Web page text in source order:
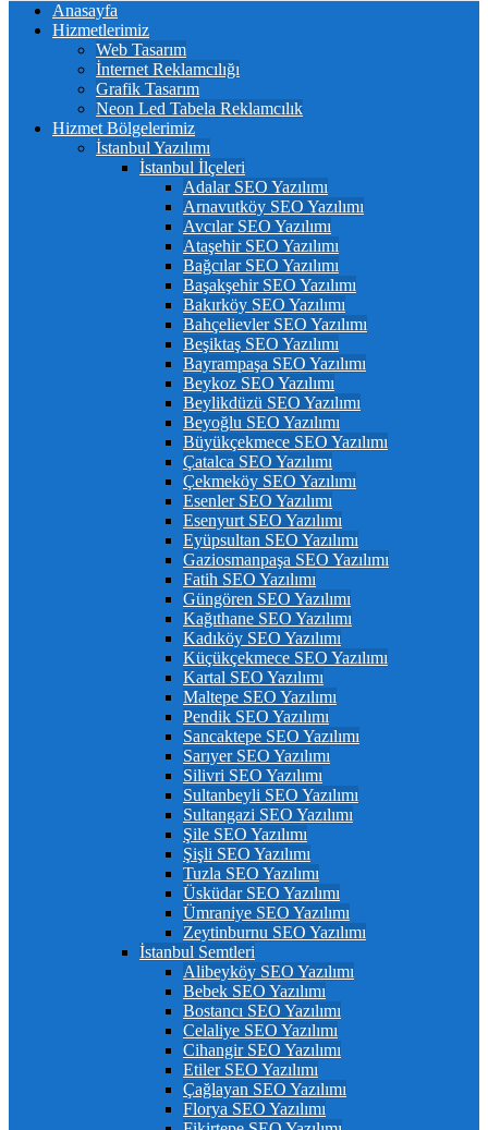
Anasayfa
Hizmetlerimiz
Web Tasarım
İnternet Reklamcılığı
Grafik Tasarım
Neon Led Tabela Reklamcılık
Hizmet Bölgelerimiz
İstanbul Yazılımı
İstanbul İlçeleri
Adalar SEO Yazılımı
Arnavutköy SEO Yazılımı
Avcılar SEO Yazılımı
Ataşehir SEO Yazılımı
Bağcılar SEO Yazılımı
Başakşehir SEO Yazılımı
Bakırköy SEO Yazılımı
Bahçelievler SEO Yazılımı
Beşiktaş SEO Yazılımı
Bayrampaşa SEO Yazılımı
Beykoz SEO Yazılımı
Beylikdüzü SEO Yazılımı
Beyoğlu SEO Yazılımı
Büyükçekmece SEO Yazılımı
Çatalca SEO Yazılımı
Çekmeköy SEO Yazılımı
Esenler SEO Yazılımı
Esenyurt SEO Yazılımı
Eyüpsultan SEO Yazılımı
Gaziosmanpaşa SEO Yazılımı
Fatih SEO Yazılımı
Güngören SEO Yazılımı
Kağıthane SEO Yazılımı
Kadıköy SEO Yazılımı
Küçükçekmece SEO Yazılımı
Kartal SEO Yazılımı
Maltepe SEO Yazılımı
Pendik SEO Yazılımı
Sancaktepe SEO Yazılımı
Sarıyer SEO Yazılımı
Silivri SEO Yazılımı
Sultanbeyli SEO Yazılımı
Sultangazi SEO Yazılımı
Şile SEO Yazılımı
Şişli SEO Yazılımı
Tuzla SEO Yazılımı
Üsküdar SEO Yazılımı
Ümraniye SEO Yazılımı
Zeytinburnu SEO Yazılımı
İstanbul Semtleri
Alibeyköy SEO Yazılımı
Bebek SEO Yazılımı
Bostancı SEO Yazılımı
Celaliye SEO Yazılımı
Cihangir SEO Yazılımı
Etiler SEO Yazılımı
Çağlayan SEO Yazılımı
Florya SEO Yazılımı